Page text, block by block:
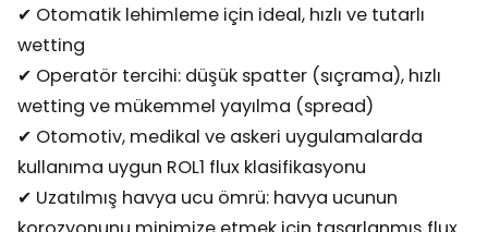
✔ Otomatik lehimleme için ideal, hızlı ve tutarlı
wetting
✔ Operatör tercihi: düşük spatter (sıçrama), hızlı
wetting ve mükemmel yayılma (spread)
✔ Otomotiv, medikal ve askeri uygulamalarda
kullanıma uygun ROL1 flux klasifikasyonu
✔ Uzatılmış havya ucu ömrü: havya ucunun